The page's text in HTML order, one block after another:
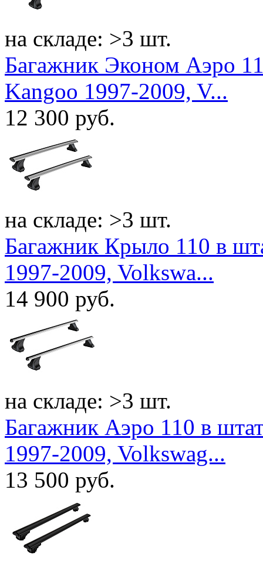
на складе: >3 шт.
Багажник Эконом Аэро
Kangoo 1997-2009, V...
12 300 руб.
на складе: >3 шт.
Багажник Крыло 110 в
1997-2009, Volkswa...
14 900 руб.
на складе: >3 шт.
Багажник Аэро 110 в
1997-2009, Volkswag...
13 500 руб.